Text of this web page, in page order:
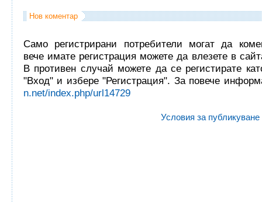
Нов коментар
Само регистрирани потребители могат да
вече имате регистрация можете да влезете в
В противен случай можете да се регистирате
"Вход" и избере "Регистрация". За повече
n.net/index.php/url14729
Условия за